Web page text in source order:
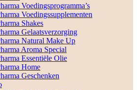
Voedingsprogramma’s
Voedingssupplementen
Shakes
Gelaatsverzorging
Natural Make Up
Aroma Special
Essentiële Olie
Home
Geschenken